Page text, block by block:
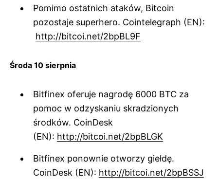
Pomimo ostatnich ataków, Bitcoin
pozostaje superhero. Cointelegraph (EN):
http://bitcoi.net/2bpBL9F
Środa 10 sierpnia
Bitfinex oferuje nagrodę 6000 BTC za
pomoc w odzyskaniu skradzionych
środków. CoinDesk
(EN): http://bitcoi.net/2bpBLGK
Bitfinex ponownie otworzy giełdę.
CoinDesk (EN): http://bitcoi.net/2bpBSSJ